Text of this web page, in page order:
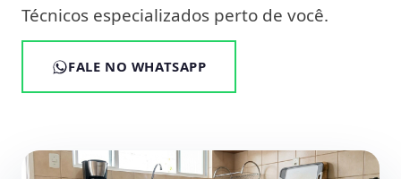
Técnicos especializados perto de você.
FALE NO WHATSAPP